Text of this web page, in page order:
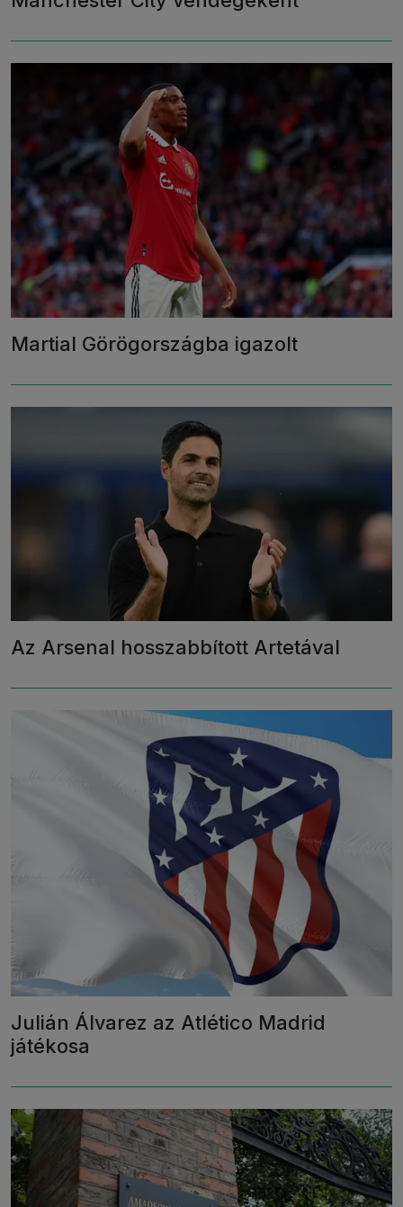
Martial Görögországba igazolt
Az Arsenal hosszabbított Artetával
Julián Álvarez az Atlético Madrid
játékosa